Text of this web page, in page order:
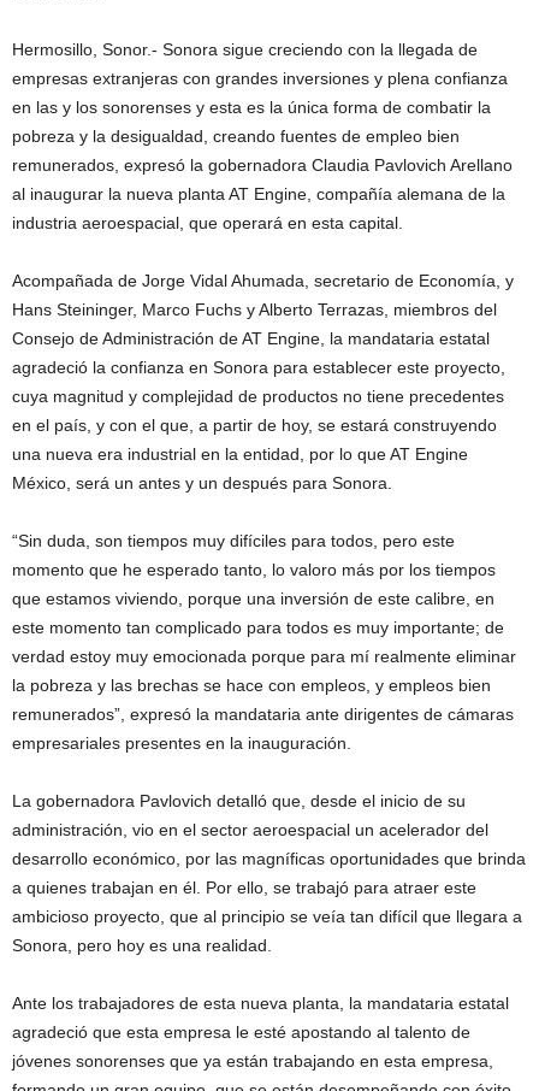
Hermosillo, Sonor.- Sonora sigue creciendo con la llegada de
empresas extranjeras con grandes inversiones y plena confianza
en las y los sonorenses y esta es la única forma de combatir la
pobreza y la desigualdad, creando fuentes de empleo bien
remunerados, expresó la gobernadora Claudia Pavlovich Arellano
al inaugurar la nueva planta AT Engine, compañía alemana de la
industria aeroespacial, que operará en esta capital.
Acompañada de Jorge Vidal Ahumada, secretario de Economía, y
Hans Steininger, Marco Fuchs y Alberto Terrazas, miembros del
Consejo de Administración de AT Engine, la mandataria estatal
agradeció la confianza en Sonora para establecer este proyecto,
cuya magnitud y complejidad de productos no tiene precedentes
en el país, y con el que, a partir de hoy, se estará construyendo
una nueva era industrial en la entidad, por lo que AT Engine
México, será un antes y un después para Sonora.
“Sin duda, son tiempos muy difíciles para todos, pero este
momento que he esperado tanto, lo valoro más por los tiempos
que estamos viviendo, porque una inversión de este calibre, en
este momento tan complicado para todos es muy importante; de
verdad estoy muy emocionada porque para mí realmente eliminar
la pobreza y las brechas se hace con empleos, y empleos bien
remunerados”, expresó la mandataria ante dirigentes de cámaras
empresariales presentes en la inauguración.
La gobernadora Pavlovich detalló que, desde el inicio de su
administración, vio en el sector aeroespacial un acelerador del
desarrollo económico, por las magníficas oportunidades que brinda
a quienes trabajan en él. Por ello, se trabajó para atraer este
ambicioso proyecto, que al principio se veía tan difícil que llegara a
Sonora, pero hoy es una realidad.
Ante los trabajadores de esta nueva planta, la mandataria estatal
agradeció que esta empresa le esté apostando al talento de
jóvenes sonorenses que ya están trabajando en esta empresa,